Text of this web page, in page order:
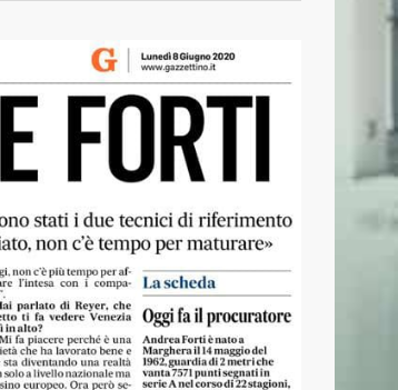
CONTATTI
Basket Mestre 1958 SSD a.r.l